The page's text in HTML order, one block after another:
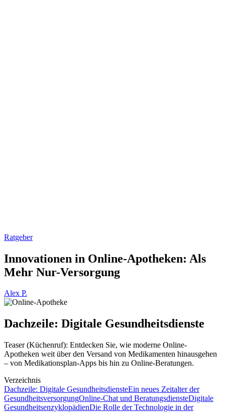
Ratgeber
Innovationen in Online-Apotheken: Als
Mehr Nur-Versorgung
Alex P.
Dachzeile: Digitale Gesundheitsdienste
Teaser (Küchenruf): Entdecken Sie, wie moderne Online-
Apotheken weit über den Versand von Medikamenten hinausgehen
– von Medikationsplan-Apps bis hin zu Online-Beratungen.
Verzeichnis
Dachzeile: Digitale GesundheitsdiensteEin neues Zeitalter der
GesundheitsversorgungOnline-Chat und BeratungsdiensteDigitale
GesundheitsenzyklopädienDie Rolle der Technologie in der